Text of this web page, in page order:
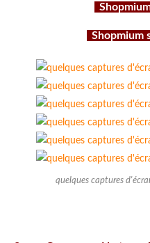
Shopmium
quelques captures